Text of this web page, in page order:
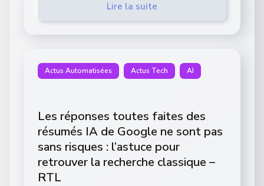
Lire la suite
Actus Automatisées Actus Tech AI
Les réponses toutes faites des
résumés IA de Google ne sont pas
sans risques : l’astuce pour
retrouver la recherche classique –
RTL